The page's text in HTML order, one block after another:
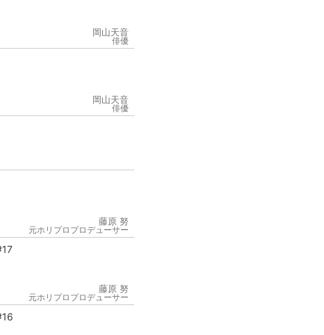
岡山天音
俳優
岡山天音
俳優
藤原 努
元ホリプロプロデューサー
藤原 努
元ホリプロプロデューサー